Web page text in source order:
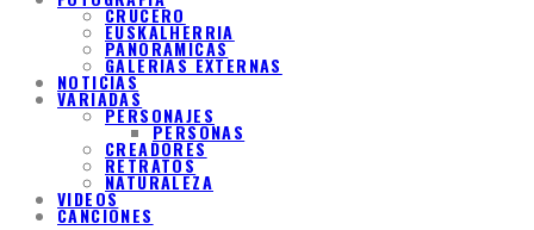
CRUCERO
EUSKALHERRIA
PANORAMICAS
GALERIAS EXTERNAS
NOTICIAS
VARIADAS
PERSONAJES
PERSONAS
CREADORES
RETRATOS
NATURALEZA
VIDEOS
CANCIONES